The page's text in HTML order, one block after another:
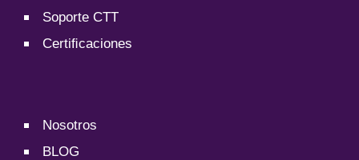
Soporte CTT
Certiﬁcaciones
Nosotros
BLOG